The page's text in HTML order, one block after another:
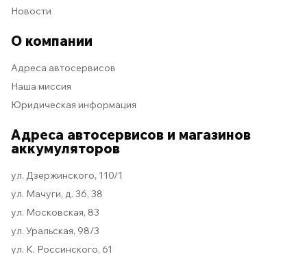
Новости
О компании
Адреса автосервисов
Наша миссия
Юридическая информация
Адреса автосервисов и магазинов
аккумуляторов
ул. Дзержинского, 110/1
ул. Мачуги, д. 36, 38
ул. Московская, 83
ул. Уральская, 98/3
ул. К. Россинского, 61